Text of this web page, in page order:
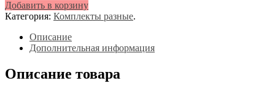
Добавить в корзину
Категория: Комплекты разные.
Описание
Дополнительная информация
Описание товара